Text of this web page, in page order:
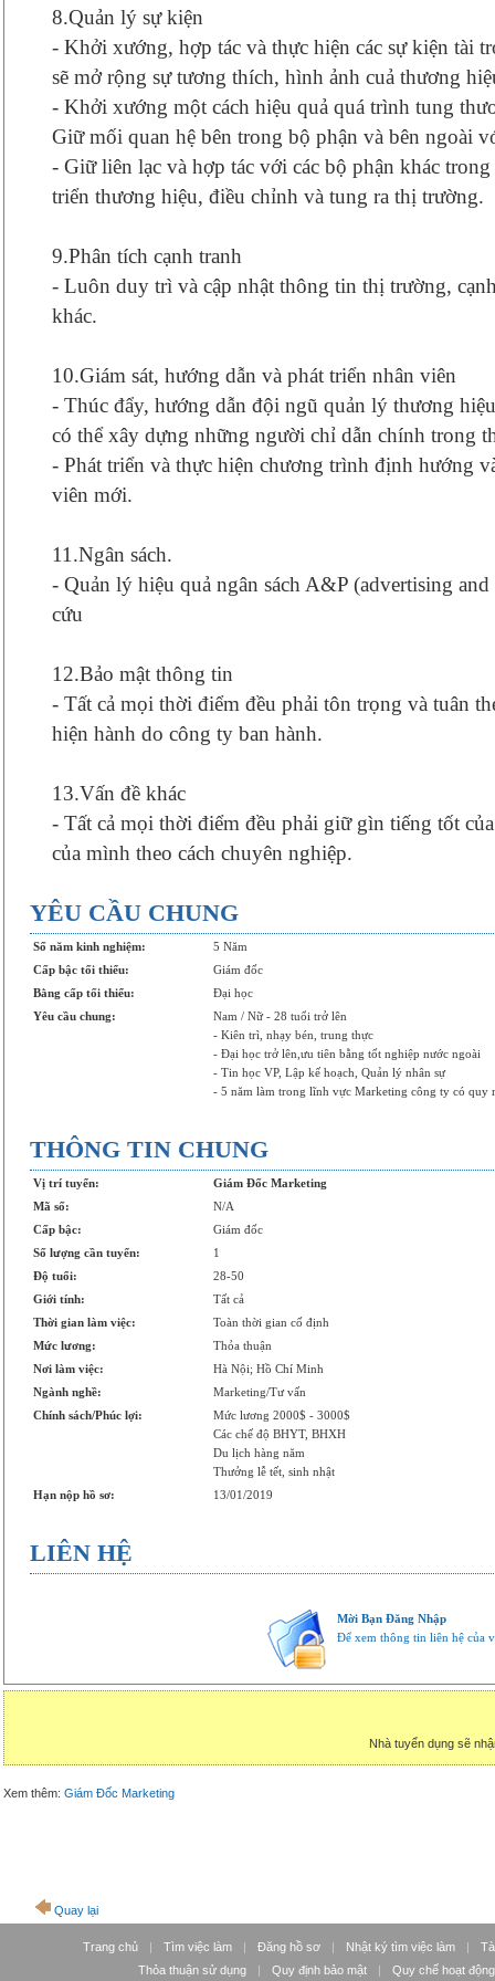
8.Quản lý sự kiện
- Khởi xướng, hợp tác và thực hiện các sự kiện tài
sẽ mở rộng sự tương thích, hình ảnh cuả thương
- Khởi xướng một cách hiệu quả quá trình tung
Giữ mối quan hệ bên trong bộ phận và bên ngoài
- Giữ liên lạc và hợp tác với các bộ phận khác
triển thương hiệu, điều chỉnh và tung ra thị trường.
9.Phân tích cạnh tranh
- Luôn duy trì và cập nhật thông tin thị trường,
khác.
10.Giám sát, hướng dẫn và phát triển nhân viên
- Thúc đẩy, hướng dẫn đội ngũ quản lý thương
có thể xây dựng những người chỉ dẫn chính trong
- Phát triển và thực hiện chương trình định hướng
viên mới.
11.Ngân sách.
- Quản lý hiệu quả ngân sách A&P (advertising
cứu
12.Bảo mật thông tin
- Tất cả mọi thời điểm đều phải tôn trọng và tuân
hiện hành do công ty ban hành.
13.Vấn đề khác
- Tất cả mọi thời điểm đều phải giữ gìn tiếng tốt
của mình theo cách chuyên nghiệp.
YÊU CẦU CHUNG
Số năm kinh nghiệm:
5 Năm
Cấp bậc tối thiểu:
Giám đốc
Bằng cấp tối thiểu:
Đại học
Yêu cầu chung:
Nam / Nữ - 28 tuổi trở lên
- Kiên trì, nhạy bén, trung thực
- Đại học trở lên,ưu tiên bằng tốt nghiệp nước ngoài
- Tin học VP, Lập kế hoạch, Quản lý nhân sự
- 5 năm làm trong lĩnh vực Marketing công ty có quy
THÔNG TIN CHUNG
Vị trí tuyển:
Giám Đốc Marketing
Mã số:
N/A
Cấp bậc:
Giám đốc
Số lượng cần tuyển:
1
Độ tuổi:
28-50
Giới tính:
Tất cả
Thời gian làm việc:
Toàn thời gian cố định
Mức lương:
Thỏa thuận
Nơi làm việc:
Hà Nội; Hồ Chí Minh
Ngành nghề:
Marketing/Tư vấn
Chính sách/Phúc lợi:
Mức lương 2000$ - 3000$
Các chế độ BHYT, BHXH
Du lịch hàng năm
Thưởng lễ tết, sinh nhật
Hạn nộp hồ sơ:
13/01/2019
LIÊN HỆ
Mời Bạn Đăng Nhập
Để xem thông tin liên hệ của
Nhà tuyển dụng sẽ
Xem thêm: Giám Đốc Marketing
Quay lại
Trang chủ | Tìm việc làm | Đăng hồ sơ | Nhật ký tìm việc làm |
Thỏa thuận sử dụng
| Quy định bảo mật |
Quy chế hoạt động